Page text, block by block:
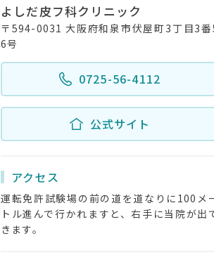
よしだ皮フ科クリニック
〒594-0031 大阪府和泉市伏屋町3丁目3番
6号
0725-56-4112
公式サイト
アクセス
運転免許試験場の前の道を道なりに100メ
トル進んで行かれますと、右手に当院が出
きます。